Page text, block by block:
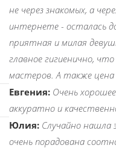
не через знакомых, а
интернете - осталась
приятная и милая
главное гигиенично,
мастеров. А также цена
Евгения: Очень
аккуратно и
Юлия: Случайно
очень порадована